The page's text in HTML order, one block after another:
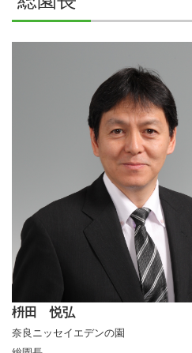
枡田 悦弘
奈良ニッセイエデンの園